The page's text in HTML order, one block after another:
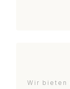
Wir bieten